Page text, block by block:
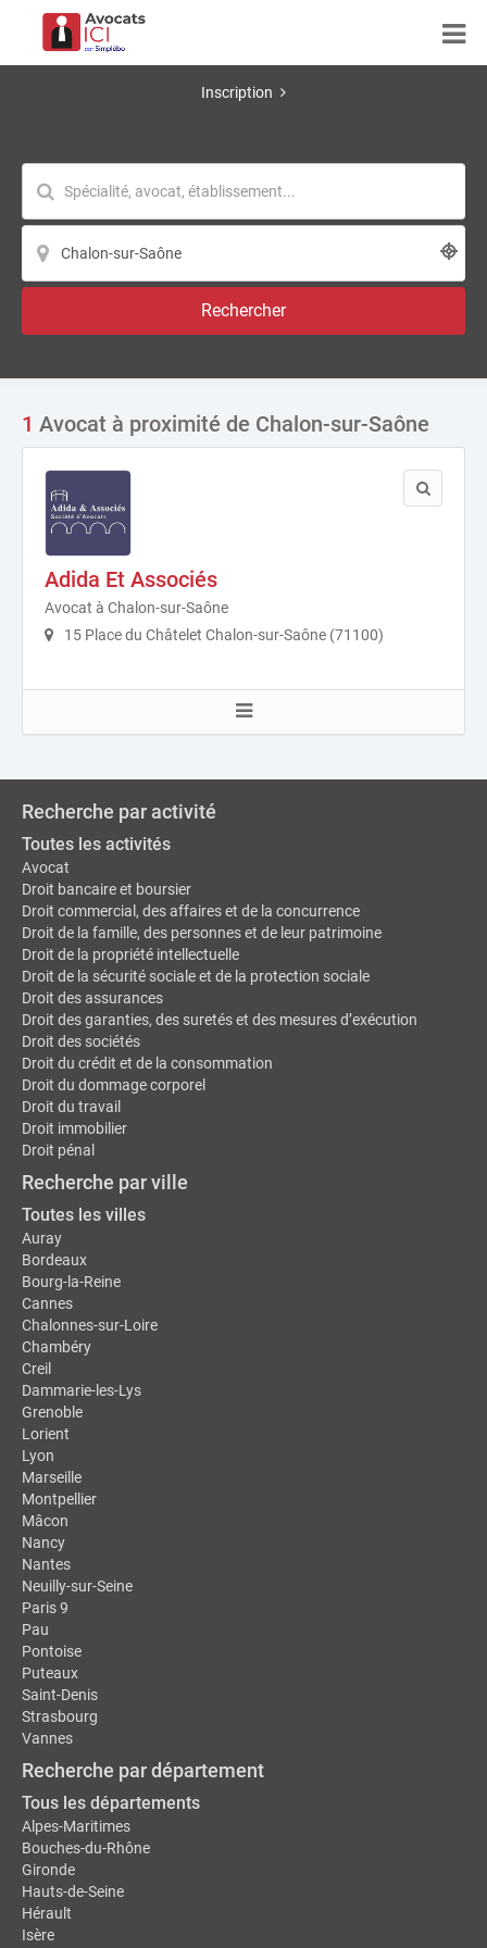
Inscription
Rechercher
1 Avocat à proximité de Chalon-sur-Saône
Adida Et Associés
Avocat à Chalon-sur-Saône
15 Place du Châtelet Chalon-sur-Saône (71100)
Recherche par activité
Toutes les activités
Avocat
Droit bancaire et boursier
Droit commercial, des affaires et de la concurrence
Droit de la famille, des personnes et de leur patrimoine
Droit de la propriété intellectuelle
Droit de la sécurité sociale et de la protection sociale
Droit des assurances
Droit des garanties, des suretés et des mesures d’exécution
Droit des sociétés
Droit du crédit et de la consommation
Droit du dommage corporel
Droit du travail
Droit immobilier
Droit pénal
Recherche par ville
Toutes les villes
Auray
Bordeaux
Bourg-la-Reine
Cannes
Chalonnes-sur-Loire
Chambéry
Creil
Dammarie-les-Lys
Grenoble
Lorient
Lyon
Marseille
Montpellier
Mâcon
Nancy
Nantes
Neuilly-sur-Seine
Paris 9
Pau
Pontoise
Puteaux
Saint-Denis
Strasbourg
Vannes
Recherche par département
Tous les départements
Alpes-Maritimes
Bouches-du-Rhône
Gironde
Hauts-de-Seine
Hérault
Isère